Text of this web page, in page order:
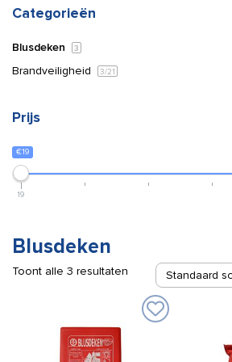
Categorieën
Blusdeken 3
Brandveiligheid 3/21
Prijs
€19
19
Blusdeken
Toont alle 3 resultaten